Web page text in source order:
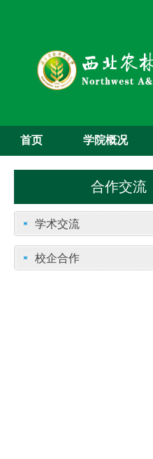
首页 学院概况
合作交流
学术交流
校企合作